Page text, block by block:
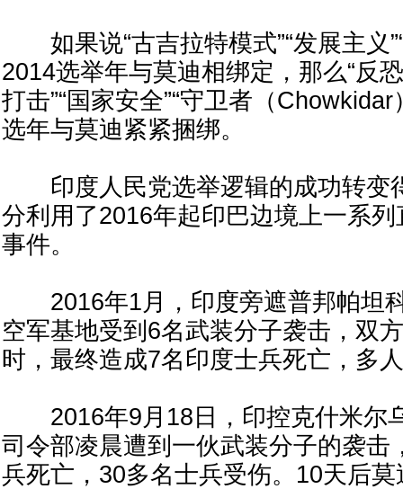
如果说“古吉拉特模式”“发展主义
2014选举年与莫迪相绑定，那么“反
打击”“国家安全”“守卫者（
选年与莫迪紧紧捆绑。
印度人民党选举逻辑的成功转变
分利用了2016年起印巴边境上一系
事件。
2016年1月，印度旁遮普邦帕坦
空军基地受到6名武装分子袭击，双
时，最终造成7名印度士兵死亡，多
2016年9月18日，印控克什米尔
司令部凌晨遭到一伙武装分子的袭击
兵死亡，30多名士兵受伤。10天后